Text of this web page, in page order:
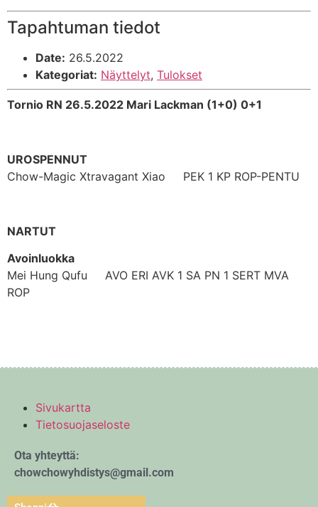
Tapahtuman tiedot
Date: 26.5.2022
Kategoriat: Näyttelyt, Tulokset
Tornio RN 26.5.2022 Mari Lackman (1+0) 0+1
UROSPENNUT
Chow-Magic Xtravagant Xiao PEK 1 KP ROP-PENTU
NARTUT
Avoinluokka
Mei Hung Qufu AVO ERI AVK 1 SA PN 1 SERT MVA
ROP
Sivukartta
Tietosuojaseloste
Ota yhteyttä:
chowchowyhdistys@gmail.com